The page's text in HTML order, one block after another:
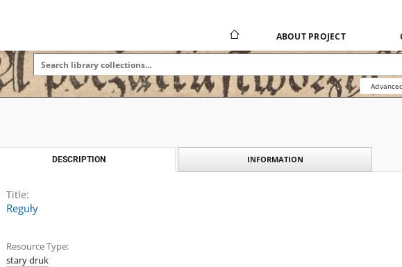
ABOUT PROJECT
DESCRIPTION INFORMATION
Title:
Reguły
Resource Type:
stary druk